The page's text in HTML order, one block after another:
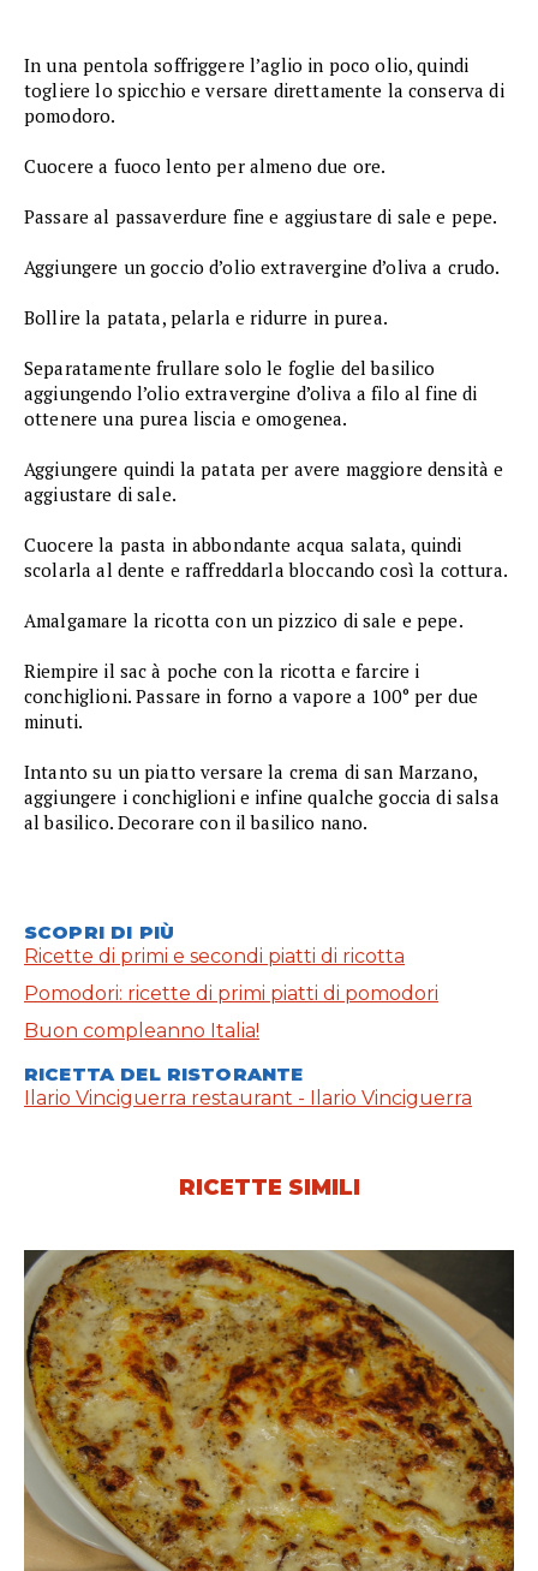
In una pentola soffriggere l’aglio in poco olio, quindi
togliere lo spicchio e versare direttamente la conserva di
pomodoro.
Cuocere a fuoco lento per almeno due ore.
Passare al passaverdure fine e aggiustare di sale e pepe.
Aggiungere un goccio d’olio extravergine d’oliva a crudo.
Bollire la patata, pelarla e ridurre in purea.
Separatamente frullare solo le foglie del basilico
aggiungendo l’olio extravergine d’oliva a filo al fine di
ottenere una purea liscia e omogenea.
Aggiungere quindi la patata per avere maggiore densità e
aggiustare di sale.
Cuocere la pasta in abbondante acqua salata, quindi
scolarla al dente e raffreddarla bloccando così la cottura.
Amalgamare la ricotta con un pizzico di sale e pepe.
Riempire il sac à poche con la ricotta e farcire i
conchiglioni. Passare in forno a vapore a 100° per due
minuti.
Intanto su un piatto versare la crema di san Marzano,
aggiungere i conchiglioni e infine qualche goccia di salsa
al basilico. Decorare con il basilico nano.
SCOPRI DI PIÙ
Ricette di primi e secondi piatti di ricotta
Pomodori: ricette di primi piatti di pomodori
Buon compleanno Italia!
RICETTA DEL RISTORANTE
Ilario Vinciguerra restaurant - Ilario Vinciguerra
RICETTE SIMILI